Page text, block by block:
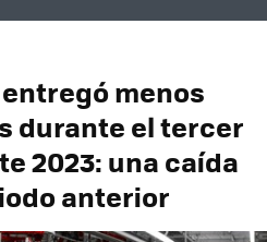
menos
durante el tercer
2023: una caída
anterior